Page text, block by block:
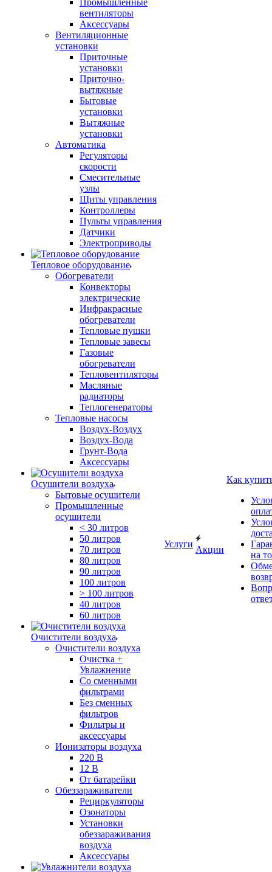
Промышленные
вентиляторы
Аксессуары
Вентиляционные
установки
Приточные
установки
Приточно-
вытяжные
Бытовые
установки
Вытяжные
установки
Автоматика
Регуляторы
скорости
Смесительные
узлы
Щиты управления
Контроллеры
Пульты управления
Датчики
Электроприводы
Тепловое оборудование
Обогреватели
Конвекторы
электрические
Инфракрасные
обогреватели
Тепловые пушки
Тепловые завесы
Газовые
обогреватели
Тепловентиляторы
Масляные
радиаторы
Теплогенераторы
Тепловые насосы
Воздух-Воздух
Воздух-Вода
Грунт-Вода
Аксессуары
Осушители воздуха
Бытовые осушители
Промышленные
осушители
< 30 литров
50 литров
70 литров
80 литров
90 литров
100 литров
> 100 литров
40 литров
60 литров
Очистители воздуха
Очистители воздуха
Очистка +
Увлажнение
Cо сменными
фильтрами
Без сменных
фильтров
Фильтры и
аксессуары
Ионизаторы воздуха
220 В
12 В
От батарейки
Обеззараживатели
Рециркуляторы
Озонаторы
Установки
обеззараживания
воздуха
Аксессуары
Услуги
Акции
Как
на